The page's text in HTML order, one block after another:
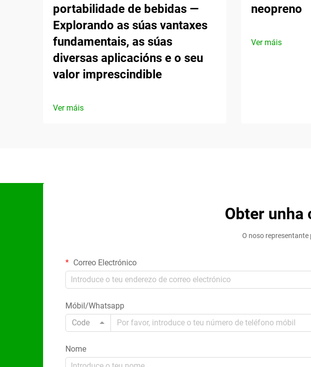
portabilidade de bebidas —
Explorando as súas vantaxes
fundamentais, as súas
diversas aplicacións e o seu
valor imprescindible
Ver máis
neopreno
Ver máis
Obter
O noso representante
Correo Electrónico
Móbil/Whatsapp
Code
Nome